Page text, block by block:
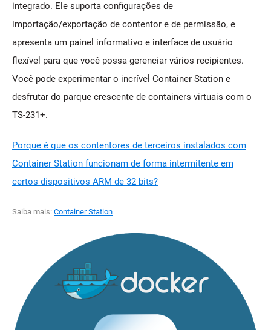
integrado. Ele suporta configurações de
importação/exportação de contentor e de permissão, e
apresenta um painel informativo e interface de usuário
flexível para que você possa gerenciar vários recipientes.
Você pode experimentar o incrível Container Station e
desfrutar do parque crescente de containers virtuais com o
TS-231+.
Porque é que os contentores de terceiros instalados com
Container Station funcionam de forma intermitente em
certos dispositivos ARM de 32 bits?
Saiba mais: Container Station